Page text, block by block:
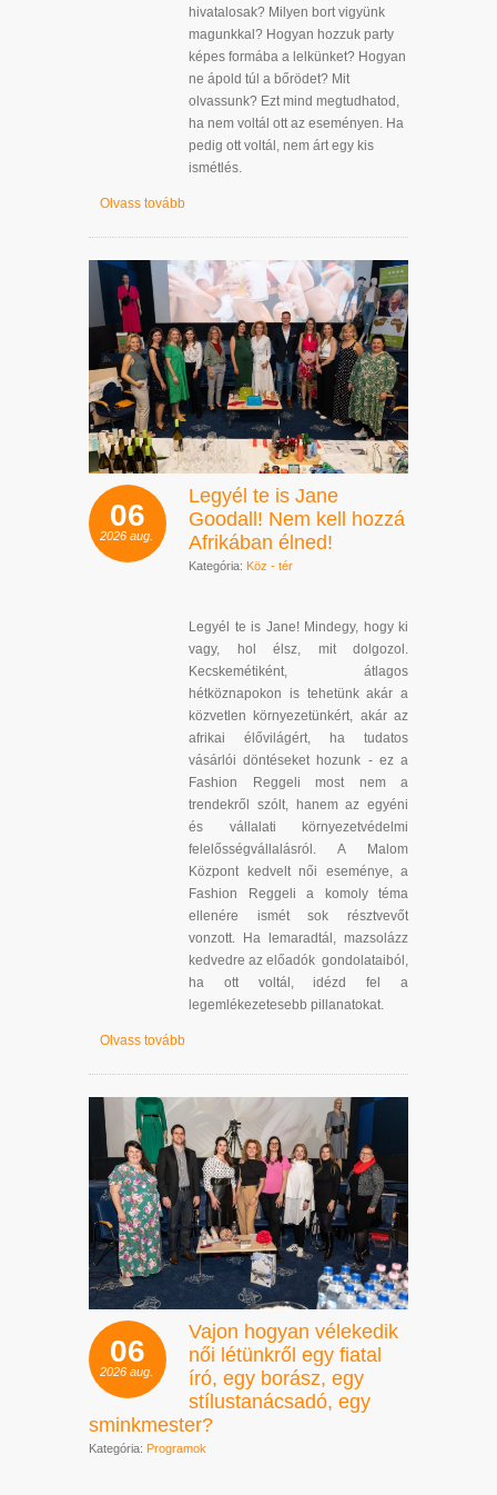
hivatalosak? Milyen bort vigyünk
magunkkal? Hogyan hozzuk party
képes formába a lelkünket? Hogyan
ne ápold túl a bőrödet? Mit
olvassunk? Ezt mind megtudhatod,
ha nem voltál ott az eseményen. Ha
pedig ott voltál, nem árt egy kis
ismétlés.
Olvass tovább
06
2026 aug.
Legyél te is Jane
Goodall! Nem kell hozzá
Afrikában élned!
Kategória: Köz - tér
Legyél te is Jane! Mindegy, hogy ki
vagy, hol élsz, mit dolgozol.
Kecskemétiként, átlagos
hétköznapokon is tehetünk akár a
közvetlen környezetünkért, akár az
afrikai élővilágért, ha tudatos
vásárlói döntéseket hozunk - ez a
Fashion Reggeli most nem a
trendekről szólt, hanem az egyéni
és vállalati környezetvédelmi
felelősségvállalásról. A Malom
Központ kedvelt női eseménye, a
Fashion Reggeli a komoly téma
ellenére ismét sok résztvevőt
vonzott. Ha lemaradtál, mazsolázz
kedvedre az előadók gondolataiból,
ha ott voltál, idézd fel a
legemlékezetesebb pillanatokat.
Olvass tovább
06
2026 aug.
Vajon hogyan vélekedik
női létünkről egy fiatal
író, egy borász, egy
stílustanácsadó, egy
sminkmester?
Kategória: Programok